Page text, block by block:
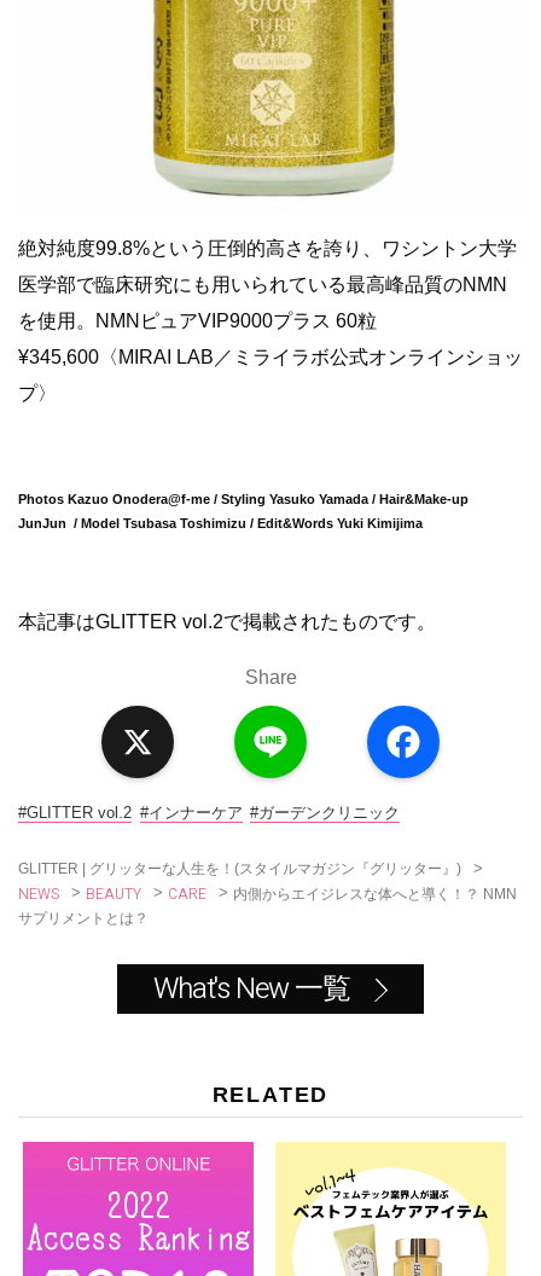
絶対純度99.8%という圧倒的高さを誇り、ワシントン大学
医学部で臨床研究にも用いられている最高峰品質のNMN
を使用。NMNピュアVIP9000プラス 60粒
¥345,600〈MIRAI LAB／ミライラボ公式オンラインショッ
プ〉
Photos Kazuo Onodera@f-me / Styling Yasuko Yamada / Hair&Make-up
JunJun / Model Tsubasa Toshimizu / Edit&Words Yuki Kimijima
本記事はGLITTER vol.2で掲載されたものです。
Share
a
c
#GLITTER vol.2 #インナーケア #ガーデンクリニック
GLITTER | グリッターな人生を！(スタイルマガジン『グリッター』) >
NEWS > BEAUTY > CARE > 内側からエイジレスな体へと導く！？ NMN
サプリメントとは？
What's New 一覧
RELATED